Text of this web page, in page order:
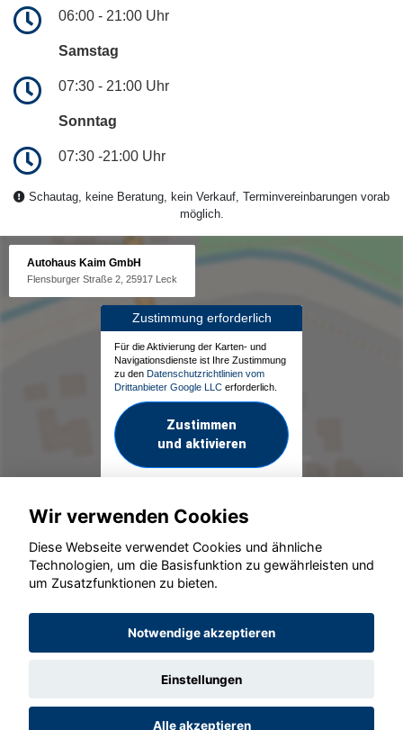
06:00 - 21:00 Uhr
Samstag
07:30 - 21:00 Uhr
Sonntag
07:30 -21:00 Uhr
Schautag, keine Beratung, kein Verkauf, Terminvereinbarungen vorab
möglich.
Autohaus Kaim GmbH
Flensburger Straße 2, 25917 Leck
Zustimmung erforderlich
Für die Aktivierung der Karten- und
Navigationsdienste ist Ihre Zustimmung
zu den Datenschutzrichtlinien vom
Drittanbieter Google LLC erforderlich.
Zustimmen
und aktivieren
© konjunkturmotor.de GmbH 2020 - 2026
Wir verwenden Cookies
Diese Webseite verwendet Cookies und ähnliche
Technologien, um die Basisfunktion zu gewährleisten und
um Zusatzfunktionen zu bieten.
Notwendige akzeptieren
Einstellungen
Alle akzeptieren